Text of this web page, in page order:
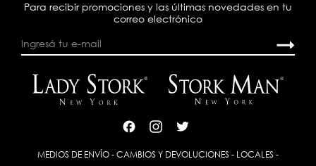
Para recibir promociones y las últimas novedades en tu
correo electrónico
MEDIOS DE ENVÍO - CAMBIOS Y DEVOLUCIONES - LOCALES -